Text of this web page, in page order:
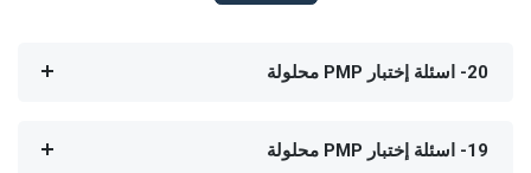
20- اسئلة إختبار PMP محلولة
19- اسئلة إختبار PMP محلولة